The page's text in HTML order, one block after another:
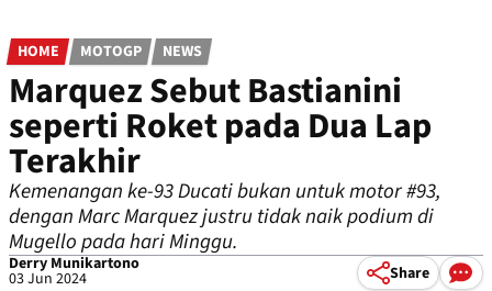
HOME MOTOGP NEWS
Marquez Sebut Bastianini
seperti Roket pada Dua Lap
Terakhir
Kemenangan ke-93 Ducati bukan untuk motor #93,
dengan Marc Marquez justru tidak naik podium di
Mugello pada hari Minggu.
Derry Munikartono
03 Jun 2024 Share